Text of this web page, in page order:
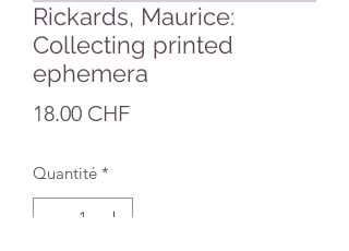
Rickards, Maurice:
Collecting printed
ephemera
18.00 CHFPrix
Quantité *